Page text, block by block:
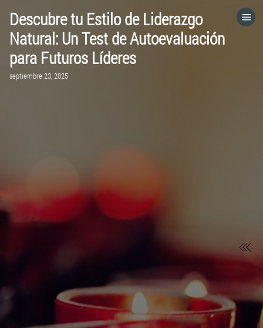
Descubre tu Estilo de Liderazgo
Natural: Un Test de Autoevaluación
para Futuros Líderes
septiembre 23, 2025
HOME
CATEGORÍAS